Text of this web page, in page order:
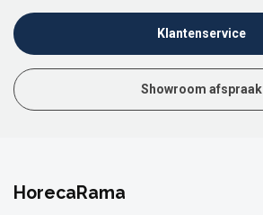
Klantenservice
Showroom afspraak
HorecaRama